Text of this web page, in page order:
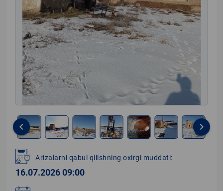
1
of
10
keyboard_arrow_left keyboard_arrow_right
Arizalarni qabul qilishning oxirgi muddati:
16.07.2026 09:00